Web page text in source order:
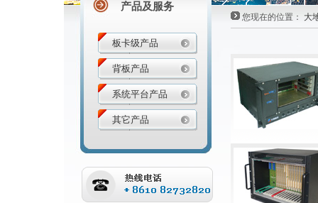
产品及服务
您现在的位置： 大
板卡级产品
背板产品
系统平台产品
其它产品